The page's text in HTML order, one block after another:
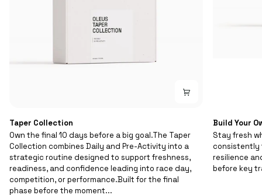
Taper
Collection
Taper Collection
Own the final 10 days before a big goal.The Taper
Collection combines Daily and Pre-Activity into a
strategic routine designed to support freshness,
readiness, and confidence leading into race day,
competition, or performance.Built for the final
phase before the moment...
Build Your
Stay fresh
consistently
resilience
before key